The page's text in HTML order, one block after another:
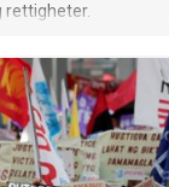
rettigheter.